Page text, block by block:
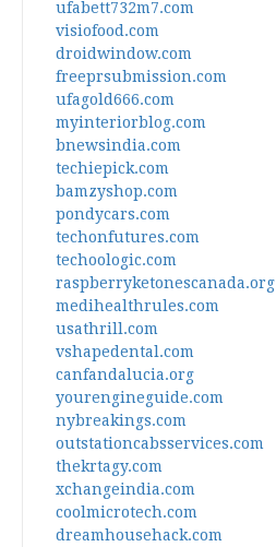
ufabett732m7.com
visiofood.com
droidwindow.com
freeprsubmission.com
ufagold666.com
myinteriorblog.com
bnewsindia.com
techiepick.com
bamzyshop.com
pondycars.com
techonfutures.com
techoologic.com
raspberryketonescanada.org
medihealthrules.com
usathrill.com
vshapedental.com
canfandalucia.org
yourengineguide.com
nybreakings.com
outstationcabsservices.com
thekrtagy.com
xchangeindia.com
coolmicrotech.com
dreamhousehack.com